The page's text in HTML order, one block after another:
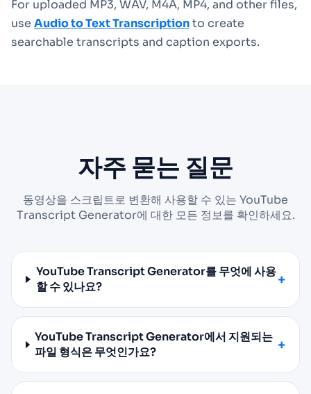
For uploaded MP3, WAV, M4A, MP4, and other files,
use Audio to Text Transcriptionto create
searchable transcripts and caption exports.
자주 묻는 질문
동영상을 스크립트로 변환해 사용할 수 있는 YouTube
Transcript Generator에 대한 모든 정보를 확인하세요.
YouTube Transcript Generator를 무엇에 사용
할 수 있나요?
YouTube Transcript Generator에서 지원되는
파일 형식은 무엇인가요?